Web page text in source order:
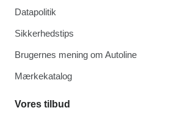
Datapolitik
Sikkerhedstips
Brugernes mening om Autoline
Mærkekatalog
Vores tilbud